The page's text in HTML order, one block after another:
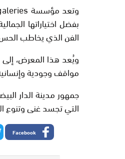
بفضل اختياراتها
الفن الذي يخاطب
ويُعد هذا المعرض،
مواقف وجودية
التي تجسد غنى وتنوع
Facebook